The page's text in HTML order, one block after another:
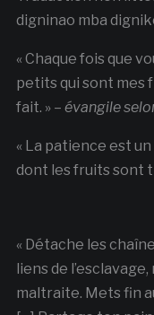
digninao mba
« Chaque fois que
petits qui sont mes
fait. » – évangile
« La patience est
dont les fruits sont
« Détache les
liens de
maltraite. Mets fin